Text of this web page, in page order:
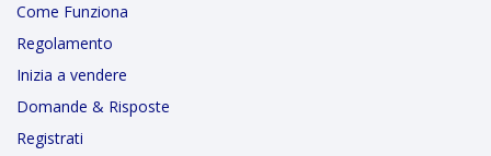
Come Funziona
Regolamento
Inizia a vendere
Domande & Risposte
Registrati